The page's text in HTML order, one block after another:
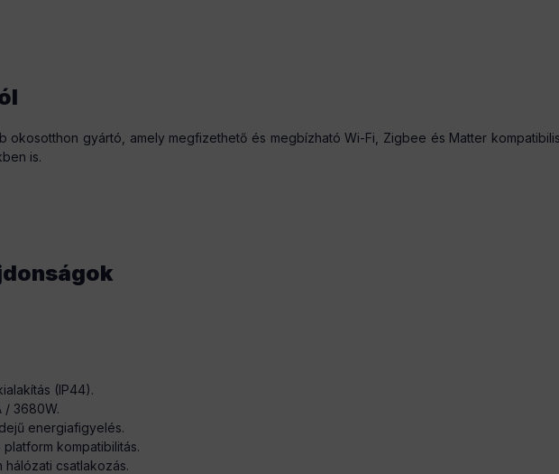
okosotthon gyártó, amely megfizethető és megbízható Wi-Fi, Zigbee és Matter
is.
(IP44).
/ 3680W.
energiafigyelés.
platform kompatibilitás.
hálózati csatlakozás.